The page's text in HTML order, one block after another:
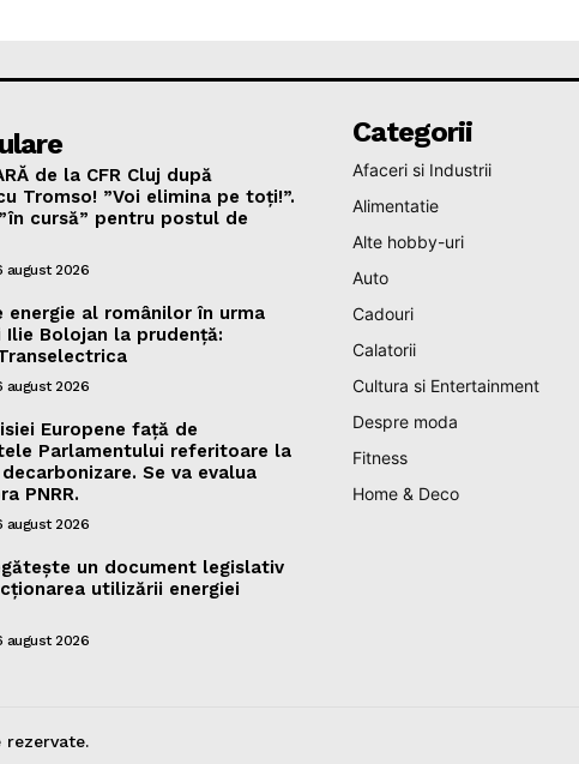
de la CFR Cluj după
Tromso! ”Voi elimina pe toți!”.
cursă” pentru postul de
august 2026
energie al românilor în urma
Bolojan la prudență:
august 2026
Europene față de
Parlamentului referitoare la
Se va evalua
PNRR.
august 2026
un document legislativ
utilizării energiei
august 2026
Categorii
Afaceri si Industrii
Alimentatie
Alte hobby-uri
Auto
Cadouri
Calatorii
Cultura si Entertainment
Despre moda
Fitness
Home & Deco